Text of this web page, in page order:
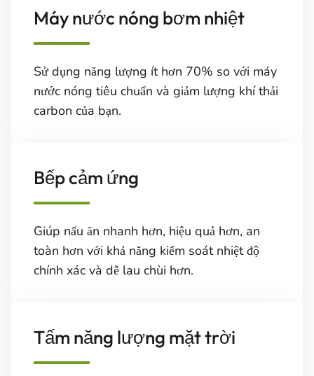
Máy nước nóng bơm nhiệt
Sử dụng năng lượng ít hơn 70% so với máy
nước nóng tiêu chuẩn và giảm lượng khí thải
carbon của bạn.
Bếp cảm ứng
Giúp nấu ăn nhanh hơn, hiệu quả hơn, an
toàn hơn với khả năng kiểm soát nhiệt độ
chính xác và dễ lau chùi hơn.
Tấm năng lượng mặt trời